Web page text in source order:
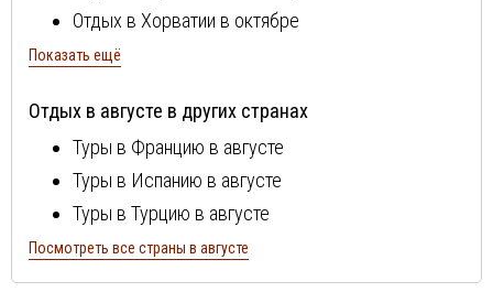
Отдых в Хорватии в октябре
Отдых в Хорватии в мае
Отдых в Хорватии в июле
Показать ещё
Отдых в августе в других странах
Туры в Францию в августе
Туры в Испанию в августе
Туры в Турцию в августе
Туры в Болгарию в августе
Туры в Португалию в августе
Посмотреть все страны в августе